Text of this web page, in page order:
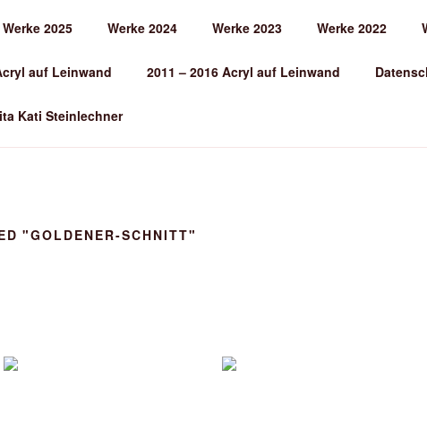
Werke 2025 Werke 2024 Werke 2023 Werke 2022
auf Leinwand 2011 – 2016 Acryl auf Leinwand
Kati Steinlechner
"GOLDENER-SCHNITT"